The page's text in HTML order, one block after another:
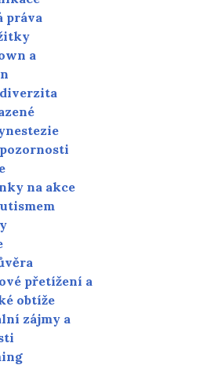
práva
a
na akce
přetížení a
obtíže
zájmy a